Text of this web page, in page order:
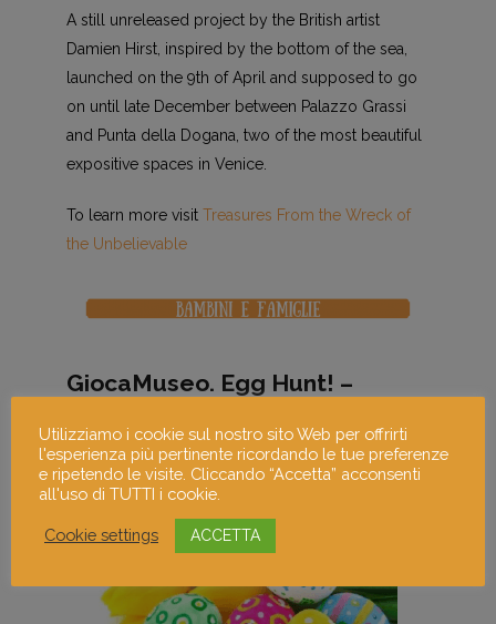
A still unreleased project by the British artist
Damien Hirst, inspired by the bottom of the sea,
launched on the 9th of April and supposed to go
on until late December between Palazzo Grassi
and Punta della Dogana, two of the most beautiful
expositive spaces in Venice.
To learn more visit Treasures From the Wreck of
the Unbelievable
GiocaMuseo. Egg Hunt! –
Saturday 15th april 2017 – Civic Museum of Monza
Utilizziamo i cookie sul nostro sito Web per offrirti
l'esperienza più pertinente ricordando le tue preferenze
e ripetendo le visite. Cliccando “Accetta” acconsenti
all'uso di TUTTI i cookie.
Cookie settings ACCETTA